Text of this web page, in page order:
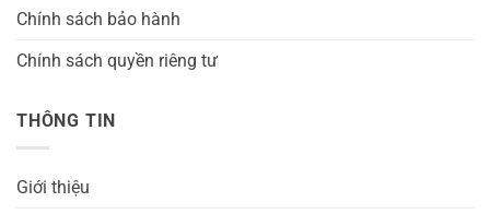
Chính sách bảo hành
Chính sách quyền riêng tư
THÔNG TIN
Giới thiệu